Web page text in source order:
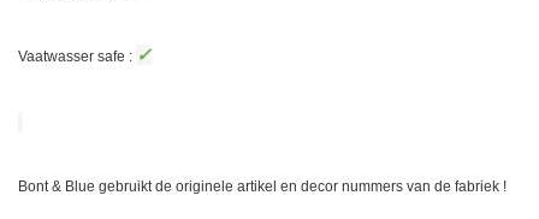
Vaatwasser safe : ✓
Bont & Blue gebruikt de originele artikel en decor nummers van de fabriek !